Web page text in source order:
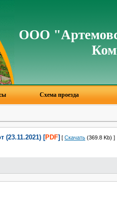
ООО
Схема проезда
(23.11.2021) [PDF] [ Скачать (369.8 Kb) ]